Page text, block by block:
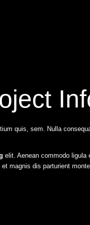
quis, sem. Nulla
elit. Aenean commodo ligula
magnis dis parturient